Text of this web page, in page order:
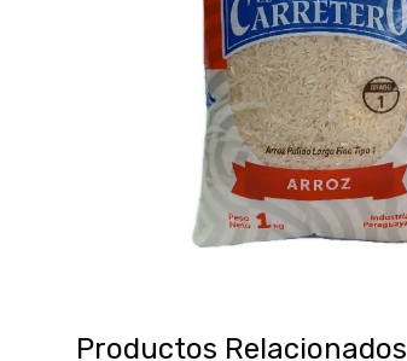
Productos Relacionados